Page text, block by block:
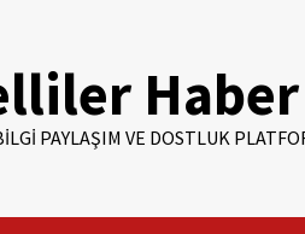
Haber
PAYLAŞIM VE DOSTLUK